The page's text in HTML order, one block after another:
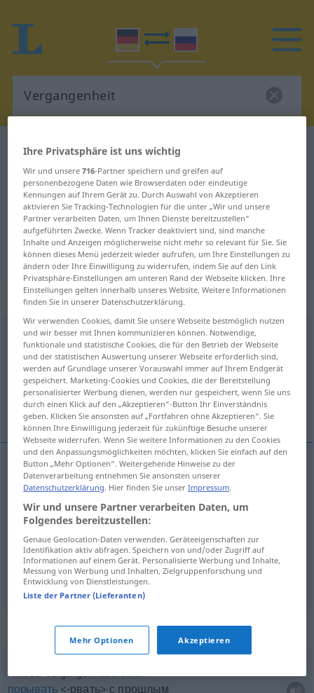
Deutsch-Russisch Wörterbuch
Deutsch-Russisch Übersetzung für
"Vergangenheit"
"Vergangenheit" Russisch
Übersetzung
„Vergangenheit“: feminin
Vergangenheitf
Übersicht aller Übersetzungen
(Für mehr Details die Übersetzung anklicken/antippen)
прошлое прошедшее время
прошлоеsubst Vergangenheit
прошедшеевремяn,-ениgendat präpos,-енем
inst
Vergangenheit
Beispielsätze für "Vergangenheit"
mit der Vergangenheitbrechen
порывать<-рвать> с прошлым
Ihre Privatsphäre ist uns wichtig
Wir und unsere716-Partner speichern und greifen auf
personenbezogene Daten wie Browserdaten oder eindeutige
Kennungen auf Ihrem Gerät zu. Durch Auswahl von Akzeptieren
aktivieren Sie Tracking-Technologien für die unter „Wir und unsere
Partner verarbeiten Daten, um Ihnen Dienste bereitzustellen“
aufgeführten Zwecke. Wenn Tracker deaktiviert sind, sind manche
Inhalte und Anzeigen möglicherweise nicht mehr so relevant für Sie. Sie
können dieses Menü jederzeit wieder aufrufen, um Ihre Einstellungen zu
ändern oder Ihre Einwilligung zu widerrufen, indem Sie auf den Link
Privatsphäre-Einstellungen am unteren Rand der Webseite klicken. Ihre
Einstellungen gelten innerhalb unseres Website. Weitere Informationen
finden Sie in unserer Datenschutzerklärung.
Wir verwenden Cookies, damit Sie unsere Webseite bestmöglich nutzen
und wir besser mit Ihnen kommunizieren können. Notwendige,
funktionale und statistische Cookies, die für den Betrieb der Webseite
und der statistischen Auswertung unserer Webseite erforderlich sind,
werden auf Grundlage unserer Vorauswahl immer auf Ihrem Endgerät
gespeichert. Marketing-Cookies und Cookies, die der Bereitstellung
personalisierter Werbung dienen, werden nur gespeichert, wenn Sie uns
durch einen Klick auf den „Akzeptieren“-Button Ihr Einverständnis
geben. Klicken Sie ansonsten auf „Fortfahren ohne Akzeptieren“. Sie
können Ihre Einwilligung jederzeit für zukünftige Besuche unserer
Webseite widerrufen. Wenn Sie weitere Informationen zu den Cookies
und den Anpassungsmöglichkeiten möchten, klicken Sie einfach auf den
Button „Mehr Optionen“. Weitergehende Hinweise zu der
Datenverarbeitung entnehmen Sie ansonsten unserer
Datenschutzerklärung. Hier finden Sie unserImpressum.
Wir und unsere Partner verarbeiten Daten, um
Folgendes bereitzustellen:
Genaue Geolocation-Daten verwenden. Geräteeigenschaften zur
Identifikation aktiv abfragen. Speichern von und/oder Zugriff auf
Informationen auf einem Gerät. Personalisierte Werbung und Inhalte,
Messung von Werbung und Inhalten, Zielgruppenforschung und
Entwicklung von Dienstleistungen.
Liste der Partner (Lieferanten)
Mehr Optionen Akzeptieren